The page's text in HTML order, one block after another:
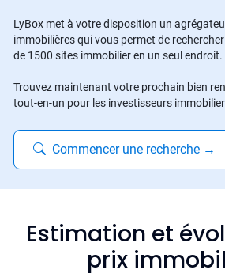
LyBox met à votre disposition un
immobilières qui vous permet de
de 1500 sites immobilier en un seul endroit.
Trouvez maintenant votre prochain bien
tout-en-un pour les investisseurs
Commencer une recherche →
Estimation et
prix